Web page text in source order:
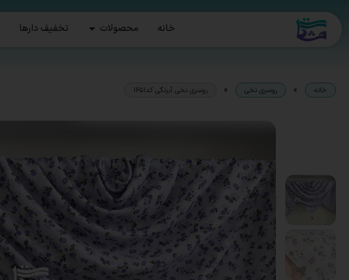
خانه محصولات تخفیف دارها
خانه » روسری نخی » روسری نخی آبرنگی کد1651